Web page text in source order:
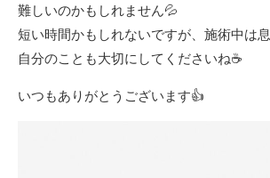
難しいのかもしれません💦
短い時間かもしれないですが、施術中は
自分のことも大切にしてくださいね☕
いつもありがとうございます👍